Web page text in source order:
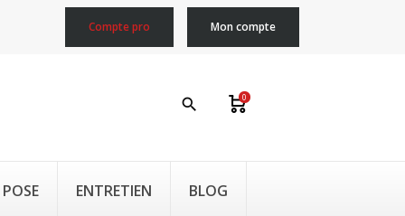
Compte pro Mon compte
search 0
ENTRETIEN BLOG